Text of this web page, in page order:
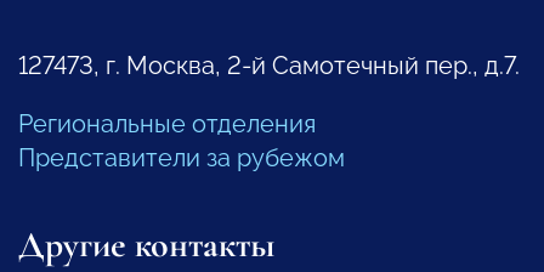
127473, г. Москва, 2-й Самотечный пер., д.7.
Региональные отделения
Представители за рубежом
Другие контакты